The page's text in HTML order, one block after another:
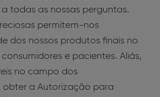
todas as nossas perguntas.
permitem-nos
dos nossos produtos finais no
e pacientes. Aliás,
no campo dos
obter a Autorização para